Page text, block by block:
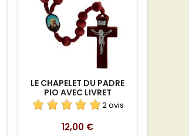
LE CHAPELET DU PADRE
PIO AVEC LIVRET
2 avis
Prix
12,00 €